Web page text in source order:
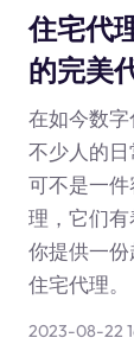
住宅代
的完美
在如今数
不少人的
可不是一
理，它们
你提供一
住宅代理。
2023-08-22